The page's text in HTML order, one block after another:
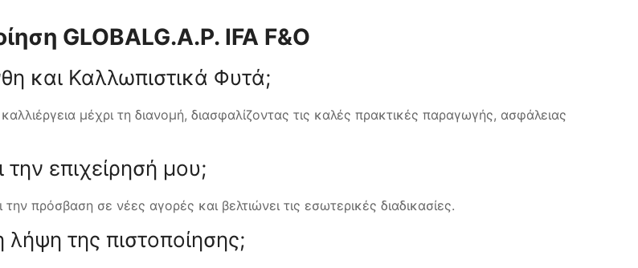
GLOBALG.A.P. IFA F&O
και Καλλωπιστικά Φυτά;
μέχρι τη διανομή, διασφαλίζοντας τις καλές πρακτικές παραγωγής, ασφάλειας
επιχείρησή μου;
πρόσβαση σε νέες αγορές και βελτιώνει τις εσωτερικές διαδικασίες.
λήψη της πιστοποίησης;